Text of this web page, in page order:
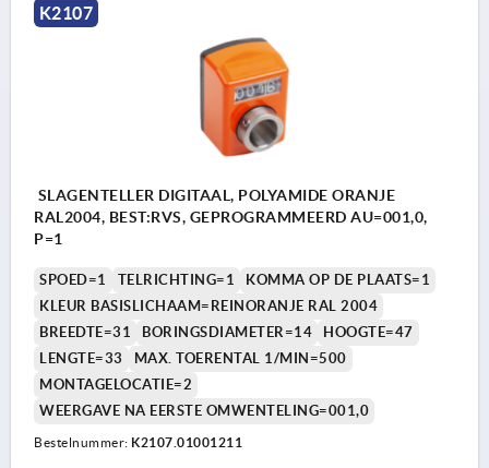
K2107
SLAGENTELLER DIGITAAL, POLYAMIDE ORANJE
RAL2004, BEST:RVS, GEPROGRAMMEERD AU=001,0,
P=1
SPOED=1 TELRICHTING=1
KOMMA OP DE PLAATS=1
KLEUR BASISLICHAAM=REINORANJE RAL 2004
BREEDTE=31
BORINGSDIAMETER=14
HOOGTE=47
LENGTE=33
MAX. TOERENTAL 1/MIN=500
MONTAGELOCATIE=2
WEERGAVE NA EERSTE OMWENTELING=001,0
Bestelnummer: K2107.01001211